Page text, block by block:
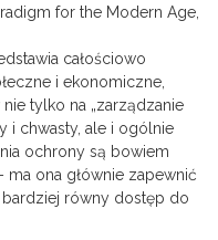
for the Modern Age,
całościowo
i ekonomiczne,
tylko na „zarządzanie
i chwasty, ale i ogólnie
ochrony są bowiem
ona głównie zapewnić
równy dostęp do